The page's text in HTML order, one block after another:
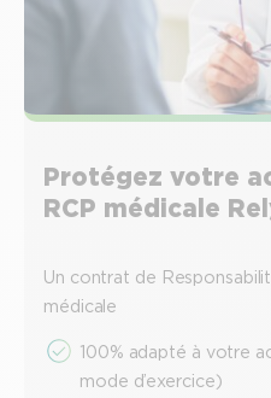
Protégez votre
RCP médicale
Un contrat de
médicale
100% adapté à votre
mode d’exercice)